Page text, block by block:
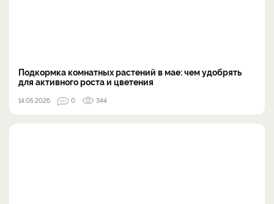
Подкормка комнатных растений в мае: чем удобрять
для активного роста и цветения
14.05.2026 0 344